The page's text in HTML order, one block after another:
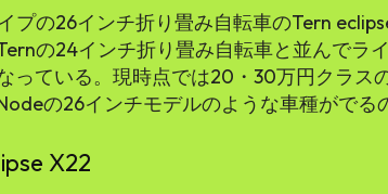
プの26インチ折り畳み自転車のTern
の24インチ折り畳み自転車と並んでラ
っている。現時点では20・30万円クラス
の26インチモデルのような車種がでる
X22